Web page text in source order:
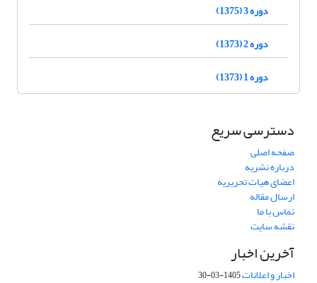
دوره 3 (1375)
دوره 2 (1373)
دوره 1 (1373)
دسترسی سریع
صفحه اصلی
درباره نشریه
اعضای هیات تحریریه
ارسال مقاله
تماس با ما
نقشه سایت
آخرین اخبار
اخبار و اعلانات1405-03-30